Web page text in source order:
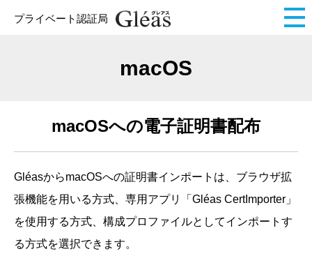
プライベート認証局
macOS
macOSへの電子証明書配布
GléasからmacOSへの証明書インポートは、ブラウザ拡
張機能を用いる方式、専用アプリ「Gléas CertImporter」
を使用する方式、構成プロファイルとしてインポートす
る方式を選択できます。